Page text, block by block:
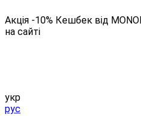
Акція -10% Кешбек від
на сайті
укр
рус